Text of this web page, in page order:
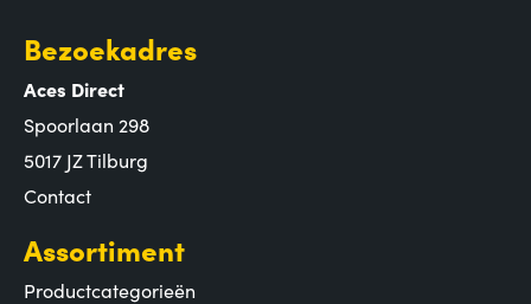
Bezoekadres
Aces Direct
Spoorlaan 298
5017 JZ Tilburg
Contact
Assortiment
Productcategorieën